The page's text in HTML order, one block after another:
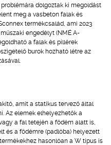
dolgoztak ki megoldást
meg a vasbeton falak és
termékcsalád, ami 2023
engedélyt (NMÉ A-
a falak és pillérek
burok hozható létre az
amit a statikus tervező által
Az elemek elhelyezhetők a
a fal tetején a födém alatt is,
és a födémre (padlóba) helyezett
hasonlóan a W típus is